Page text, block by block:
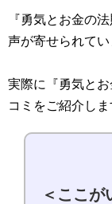
『勇気とお金の
声が寄せられてい
実際に『勇気と
コミをご紹介しま
＜ここが